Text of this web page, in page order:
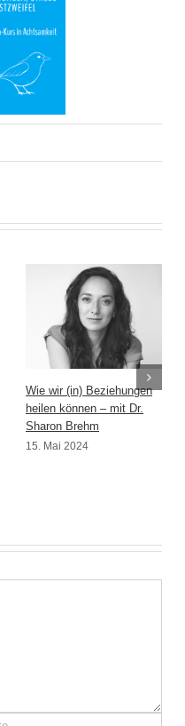
Wie wir (in) Beziehungen
heilen können – mit Dr.
Sharon Brehm
15. Mai 2024